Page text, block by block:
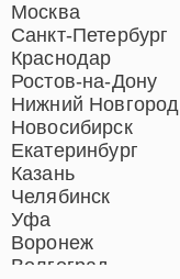
Москва
Санкт-Петербург
Краснодар
Ростов-на-Дону
Нижний Новгород
Новосибирск
Екатеринбург
Казань
Челябинск
Уфа
Воронеж
Волгоград